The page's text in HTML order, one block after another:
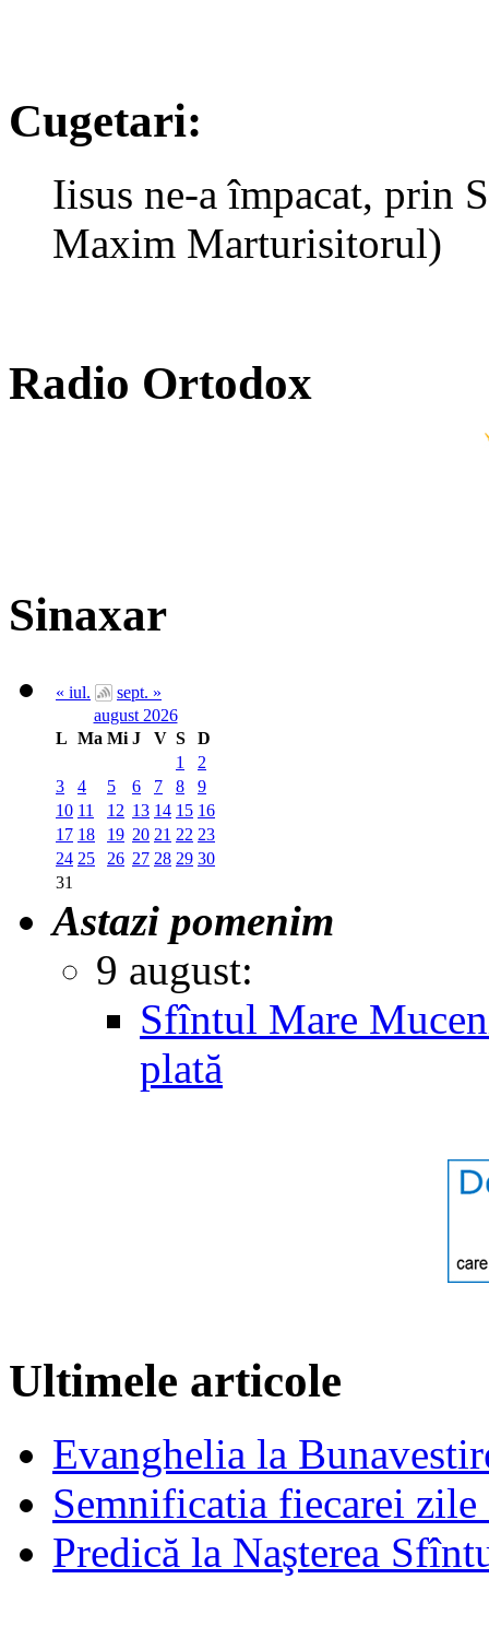
Cugetari:
Iisus ne-a împacat, prin
Maxim Marturisitorul)
Radio Ortodox
Sinaxar
« iul.
sept. »
august 2026
L Ma Mi J V S
D
1
2
3
4 5 6 7 8
9
10 11 12 13 14 15 16
17 18 19 20 21 22 23
24 25 26 27 28 29 30
31
Astazi pomenim
9 august:
Sfîntul Mare
plată
Ultimele articole
Evanghelia la
Semnificatia fiecarei
Predică la Naşterea